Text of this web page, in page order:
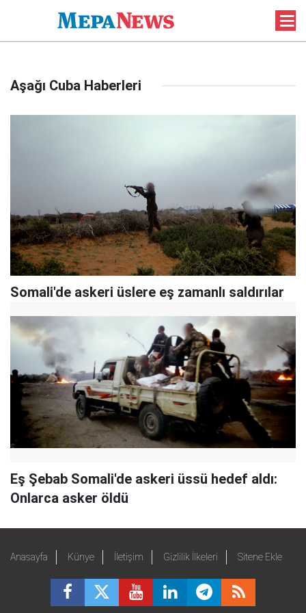
Aşağı Cuba Haberleri
Somali'de askeri üslere eş zamanlı saldırılar
Eş Şebab Somali'de askeri üssü hedef aldı:
Onlarca asker öldü
Anasayfa Künye İletişim Gizlilik İlkeleri Sitene Ekle